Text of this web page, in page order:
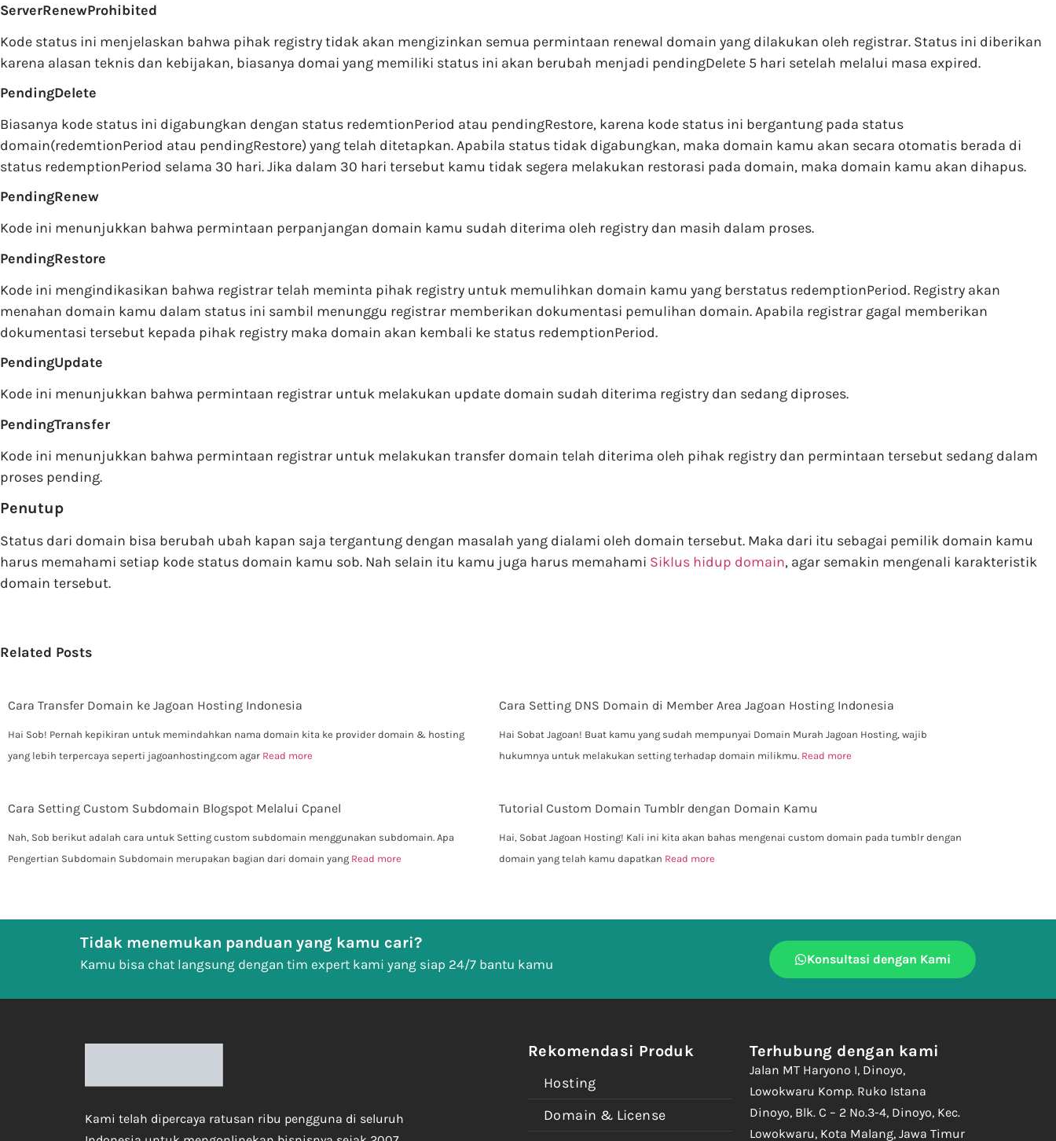
ServerRenewProhibited
Kode status ini menjelaskan bahwa pihak registry tidak akan mengizinkan semua permintaan renewal domain yang dilakukan oleh registrar. Status ini diberikan
karena alasan teknis dan kebijakan, biasanya domai yang memiliki status ini akan berubah menjadi pendingDelete 5 hari setelah melalui masa expired.
PendingDelete
Biasanya kode status ini digabungkan dengan status redemtionPeriod atau pendingRestore, karena kode status ini bergantung pada status
domain(redemtionPeriod atau pendingRestore) yang telah ditetapkan. Apabila status tidak digabungkan, maka domain kamu akan secara otomatis berada di
status redemptionPeriod selama 30 hari. Jika dalam 30 hari tersebut kamu tidak segera melakukan restorasi pada domain, maka domain kamu akan dihapus.
PendingRenew
Kode ini menunjukkan bahwa permintaan perpanjangan domain kamu sudah diterima oleh registry dan masih dalam proses.
PendingRestore
Kode ini mengindikasikan bahwa registrar telah meminta pihak registry untuk memulihkan domain kamu yang berstatus redemptionPeriod. Registry akan
menahan domain kamu dalam status ini sambil menunggu registrar memberikan dokumentasi pemulihan domain. Apabila registrar gagal memberikan
dokumentasi tersebut kepada pihak registry maka domain akan kembali ke status redemptionPeriod.
PendingUpdate
Kode ini menunjukkan bahwa permintaan registrar untuk melakukan update domain sudah diterima registry dan sedang diproses.
PendingTransfer
Kode ini menunjukkan bahwa permintaan registrar untuk melakukan transfer domain telah diterima oleh pihak registry dan permintaan tersebut sedang dalam
proses pending.
Penutup
Status dari domain bisa berubah ubah kapan saja tergantung dengan masalah yang dialami oleh domain tersebut. Maka dari itu sebagai pemilik domain kamu
harus memahami setiap kode status domain kamu sob. Nah selain itu kamu juga harus memahami Siklus hidup domain, agar semakin mengenali karakteristik
domain tersebut.
Related Posts
Cara Transfer Domain ke Jagoan Hosting Indonesia
Hai Sob! Pernah kepikiran untuk memindahkan nama domain kita ke provider domain & hosting
yang lebih terpercaya seperti jagoanhosting.com agar Read more
Cara Setting DNS Domain di Member Area Jagoan Hosting Indonesia
Hai Sobat Jagoan! Buat kamu yang sudah mempunyai Domain Murah Jagoan Hosting, wajib
hukumnya untuk melakukan setting terhadap domain milikmu. Read more
Cara Setting Custom Subdomain Blogspot Melalui Cpanel
Nah, Sob berikut adalah cara untuk Setting custom subdomain menggunakan subdomain. Apa
Pengertian Subdomain Subdomain merupakan bagian dari domain yang Read more
Tutorial Custom Domain Tumblr dengan Domain Kamu
Hai, Sobat Jagoan Hosting! Kali ini kita akan bahas mengenai custom domain pada tumblr dengan
domain yang telah kamu dapatkan Read more
Tidak menemukan panduan yang kamu cari?
Kamu bisa chat langsung dengan tim expert kami yang siap 24/7 bantu kamu Konsultasi dengan Kami
Kami telah dipercaya ratusan ribu pengguna di seluruh
Rekomendasi Produk
Hosting
Domain & License
Terhubung dengan kami
Jalan MT Haryono I, Dinoyo,
Lowokwaru Komp. Ruko Istana
Dinoyo, Blk. C – 2 No.3-4, Dinoyo, Kec.
Lowokwaru, Kota Malang, Jawa Timur